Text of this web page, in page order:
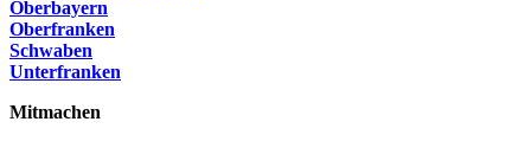
Oberbayern
Oberfranken
Schwaben
Unterfranken
Mitmachen